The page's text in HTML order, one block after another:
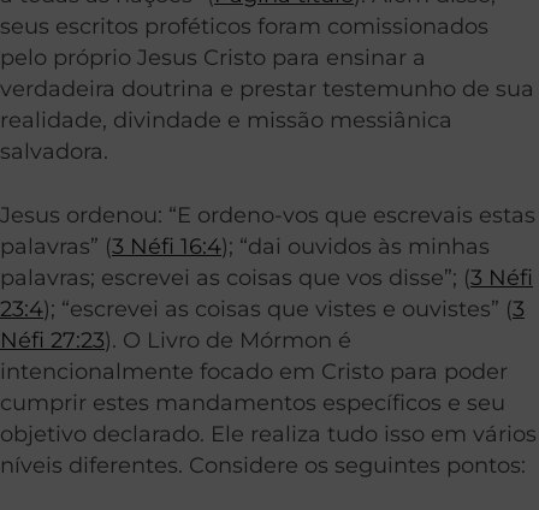
seus escritos proféticos foram comissionados
pelo próprio Jesus Cristo para ensinar a
verdadeira doutrina e prestar testemunho de sua
realidade, divindade e missão messiânica
salvadora.
Jesus ordenou: “E ordeno-vos que escrevais estas
palavras” (3 Néfi 16:4); “dai ouvidos às minhas
palavras; escrevei as coisas que vos disse”; (3 Néfi
23:4); “escrevei as coisas que vistes e ouvistes” (3
Néfi 27:23). O Livro de Mórmon é
intencionalmente focado em Cristo para poder
cumprir estes mandamentos específicos e seu
objetivo declarado. Ele realiza tudo isso em vários
níveis diferentes. Considere os seguintes pontos: